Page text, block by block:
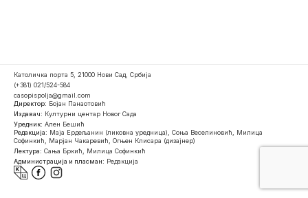
Католичка порта 5, 21000 Нови Сад, Србија
(+381) 021/524-584
casopispolja@gmail.com
Директор: Бојан Панаотовић
Издавач: Културни центар Новог Сада
Уредник: Ален Бешић
Редакција: Маја Ердељанин (ликовна уредница), Соња Веселиновић, Милица
Софинкић, Марјан Чакаревић, Огњен Клисара (дизајнер)
Лектура: Сања Бркић, Милица Софинкић
Администрација и пласман: Редакција